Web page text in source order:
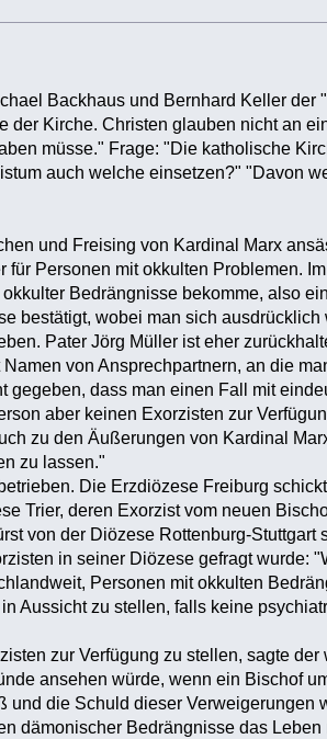
Backhaus und Bernhard Keller der
Kirche. Christen glauben nicht an
müsse." Frage: "Die katholische
auch welche einsetzen?" "Davon
und Freising von Kardinal Marx
Personen mit okkulten Problemen.
Bedrängnisse bekomme, also
bestätigt, wobei man sich
Pater Jörg Müller ist eher
von Ansprechpartnern, an die
gegeben, dass man einen Fall mit
aber keinen Exorzisten zur
zu den Äußerungen von Kardinal
zu lassen."
Die Erzdiözese Freiburg
Trier, deren Exorzist vom neuen
von der Diözese Rottenburg-Stuttgart
in seiner Diözese gefragt wurde:
Personen mit okkulten
Aussicht zu stellen, falls keine
zur Verfügung zu stellen, sagte
ansehen würde, wenn ein Bischof
die Schuld dieser Verweigerungen
dämonischer Bedrängnisse das Leben